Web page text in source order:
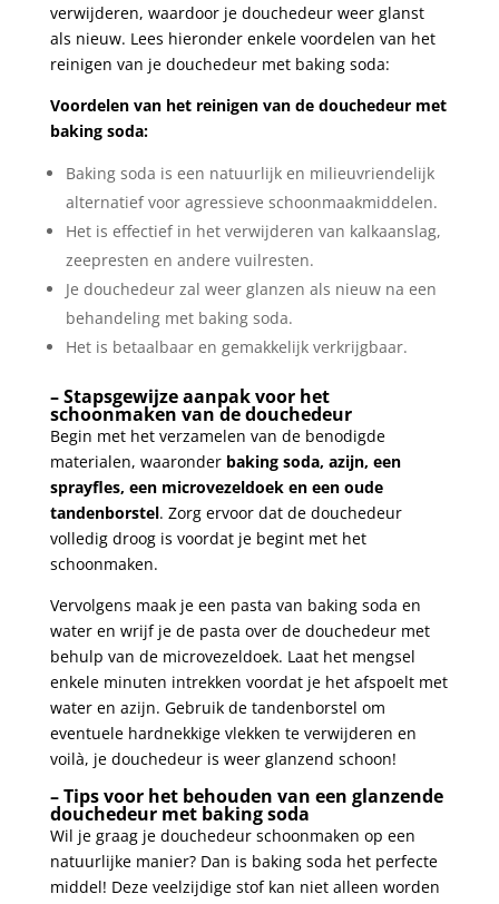
verwijderen, waardoor ⁣je douchedeur​ weer glanst⁢
als nieuw. Lees hieronder enkele voordelen van het
reinigen van je douchedeur met baking soda:
Voordelen van het reinigen‌ van de douchedeur met
baking ‌soda:
Baking ‍soda is een natuurlijk en milieuvriendelijk
alternatief voor agressieve schoonmaakmiddelen.
Het is effectief in het verwijderen ​van‌ kalkaanslag,
zeepresten en andere vuilresten.
Je douchedeur zal weer ⁢glanzen als nieuw⁢ na een
behandeling met​ baking soda.
Het is betaalbaar en gemakkelijk⁣ verkrijgbaar.
– Stapsgewijze⁢ aanpak ‌voor het
schoonmaken van ‍de douchedeur
Begin ⁤met het⁢ verzamelen van de benodigde
materialen, waaronder baking soda, azijn,⁢ een
sprayfles,⁢ een microvezeldoek en een oude
tandenborstel. Zorg ervoor dat de⁣ douchedeur
volledig droog is voordat je begint met het
schoonmaken.
Vervolgens maak je een pasta van baking soda en ​
water en wrijf ⁣je de pasta over de douchedeur met
behulp van ⁢de microvezeldoek. Laat het mengsel⁤
enkele minuten intrekken voordat je het afspoelt met
⁢water en‍ azijn. Gebruik ⁢de tandenborstel‍ om
eventuele hardnekkige vlekken te verwijderen en
voilà, je douchedeur is weer glanzend schoon!
– Tips voor het behouden‌ van een⁣ glanzende
douchedeur met baking soda
Wil ‍je graag je douchedeur schoonmaken op een
natuurlijke manier? Dan is⁣ baking​ soda het perfecte
middel! Deze‍ veelzijdige stof kan niet‍ alleen worden